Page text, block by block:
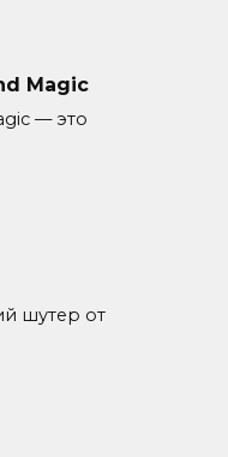
Magic
— это
шутер от